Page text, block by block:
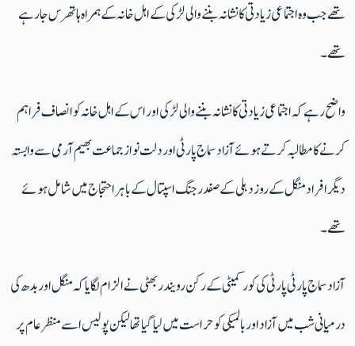
تھے جب وہ اجتماعی زیادتی کا نشانہ بننے والی لڑکی کے اہل خانہ کے ہمراہ ہاتھرس جارہے
تھے۔
واضح رہے کہ اجتماعی زیادتی کا نشانہ بننے والی لڑکی اور اس کے اہل خانہ کو انصاف فراہم
کرنے کا مطالبہ کرتے ہوئے آزاد سماج پارٹی اور دلت نواز جماعت بھیم آرمی سے وابستہ
دیگر افراد منگل کے روز دہلی کے صفدرجنگ اسپتال کے باہر احتجاج میں شامل ہوئے
تھے۔
آزاد سماج پارٹی پارٹی کی کور کمیٹی کے رکن رویندر بھٹی نے الزام لگایا کہ منگل اور بدھ کی
درمیانی شب میں آزاد اور بالمیکی کو حراست میں لیا گیا تھا لیکن پولیس اسے منظر عام پر